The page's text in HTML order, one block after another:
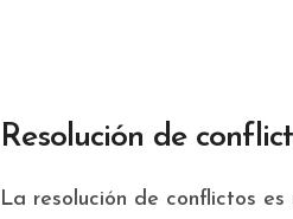
Resolución de
La resolución de conflictos es una habilidad